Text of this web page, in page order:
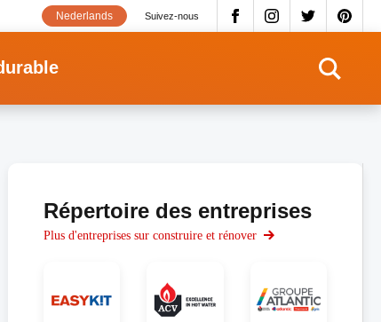
Suivez-nous
Nederlands
Répertoire des entreprises
Plus d'entreprises sur construire et rénover